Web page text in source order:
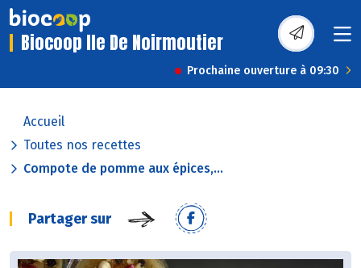
Biocoop Ile De Noirmoutier
Prochaine ouverture à 09:30
Accueil
Toutes nos recettes
Compote de pomme aux épices,...
Partager sur